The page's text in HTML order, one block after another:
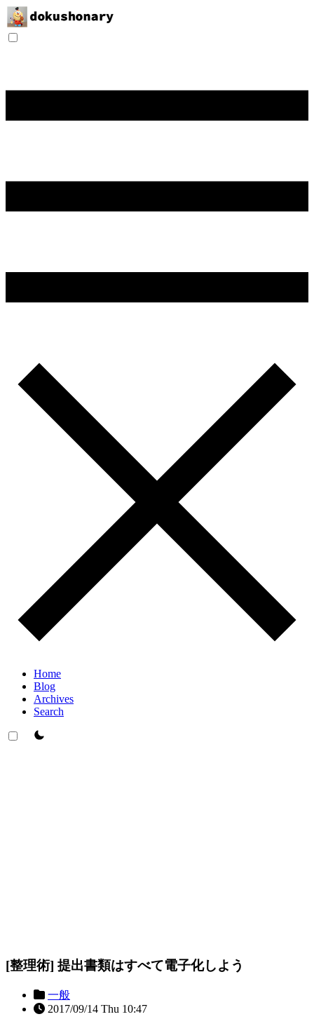
Home
Blog
Archives
Search
theme switcher
[整理術] 提出書類はすべて電子化しよう
一般
2017/09/14 Thu 10:47